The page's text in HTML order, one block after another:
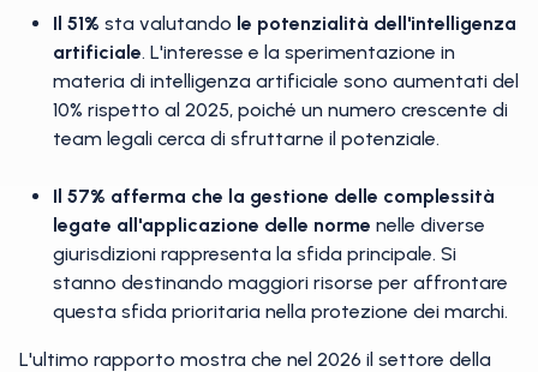
Il 51% sta valutando le potenzialità dell'intelligenza
artificiale. L'interesse e la sperimentazione in
materia di intelligenza artificiale sono aumentati del
10% rispetto al 2025, poiché un numero crescente di
team legali cerca di sfruttarne il potenziale.
Il 57% afferma che la gestione delle complessità
legate all'applicazione delle norme nelle diverse
giurisdizioni rappresenta la sfida principale. Si
stanno destinando maggiori risorse per affrontare
questa sfida prioritaria nella protezione dei marchi.
L'ultimo rapporto mostra che nel 2026 il settore della